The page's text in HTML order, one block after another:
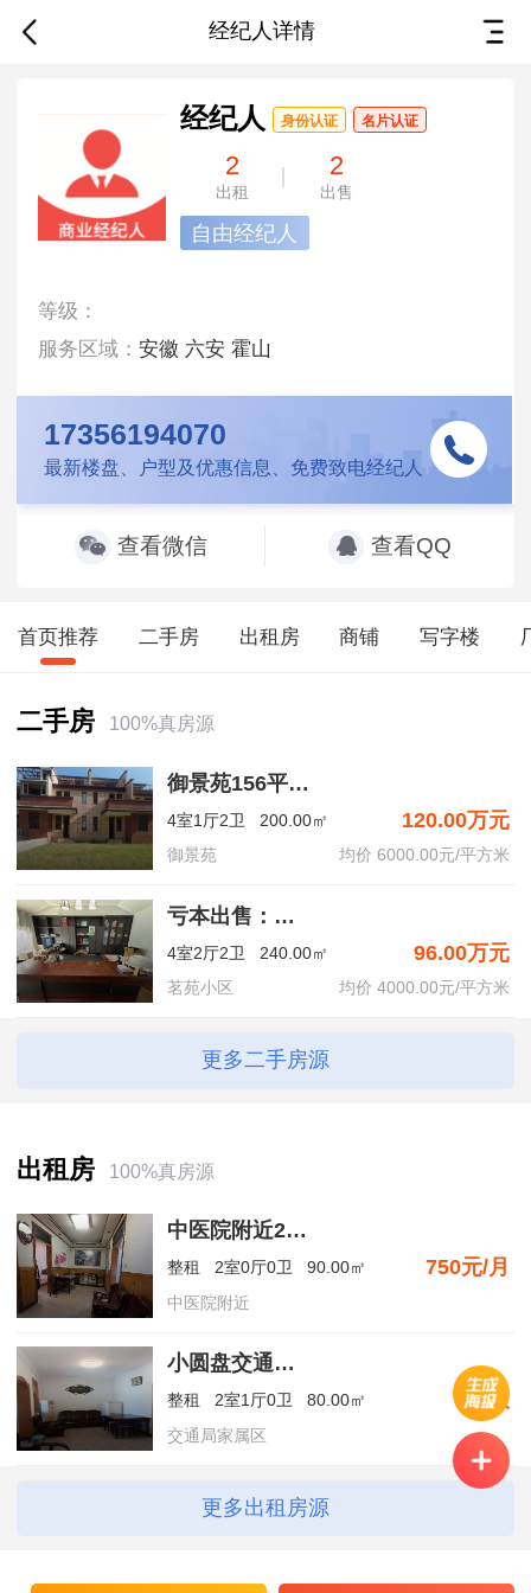
经纪人详情
经纪人
17356194070
业务介绍
在售房源：2套
御景苑156平联排别墅，送南北院子。
￥ 120.00 ￥96.00万 /月
掌上衡山-霍山人都在用
的APP
聘、谈婚论嫁、亲子教育、美食娱乐等各
长按识别二维码看详情
经纪人 身份认证 名片认证
2
出租
2
出售
自由经纪人
等级：
服务区域：安徽 六安 霍山
17356194070
最新楼盘、户型及优惠信息、免费致电经纪人
查看微信 查看QQ
首页推荐 二手房 出租房 商铺 写字楼
二手房 100%真房源
御景苑156平联排别墅，送南北院子。
4室1厅2卫 200.00㎡ 120.00万元
御景苑 均价 6000.00元/平方米
亏本出售：新二中【学区复式房】6室2厅1厨2卫1衣帽间1仓库1大露台
4室2厅2卫 240.00㎡ 96.00万元
茗苑小区 均价 4000.00元/平方米
更多二手房源
出租房 100%真房源
中医院附近2室，9000一年
整租 2室0厅0卫 90.00㎡ 750元/月
中医院附近
小圆盘交通局家属区两室一厅套房出租
整租 2室1厅0卫 80.00㎡ 面议
交通局家属区
更多出租房源